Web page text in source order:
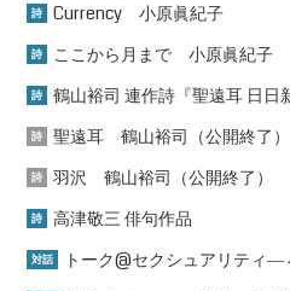
詩 Currency 小原眞紀子
詩 ここから月まで 小原眞紀子
詩 鶴山裕司 連作詩『聖遠耳 日日
詩 聖遠耳 鶴山裕司（公開終了）
詩 羽沢 鶴山裕司（公開終了）
詩 高津敬三 俳句作品
対話 トーク@セクシュアリティ―